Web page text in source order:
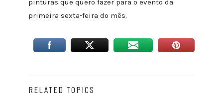
pinturas que quero fazer para o evento da
primeira sexta-feira do mês.
RELATED TOPICS